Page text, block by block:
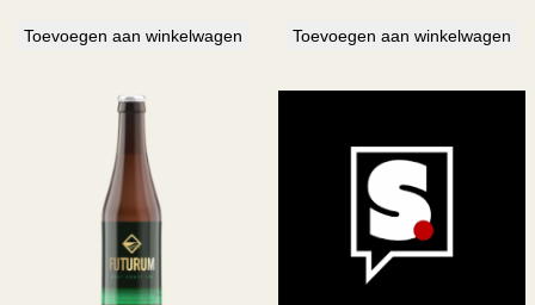
Toevoegen aan winkelwagen Toevoegen aan winkelwagen